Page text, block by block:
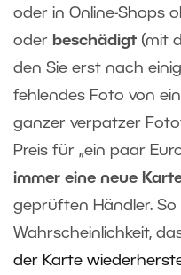
oder in Online-Shops
oder beschädigt (mit
den Sie erst nach
fehlendes Foto von
ganzer verpatzer
Preis für „ein paar
immer eine neue
geprüften Händler. So
Wahrscheinlichkeit,
der Karte